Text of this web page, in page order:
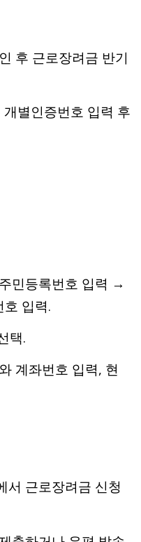
후 근로장려금 반기
별인증번호 입력 후
주민등록번호 입력 →
입력.
택.
계좌번호 입력, 현
서 근로장려금 신청